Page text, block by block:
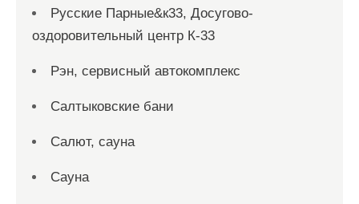
Русские Парные&к33, Досугово-
оздоровительный центр К-33
Рэн, сервисный автокомплекс
Салтыковские бани
Салют, сауна
Сауна